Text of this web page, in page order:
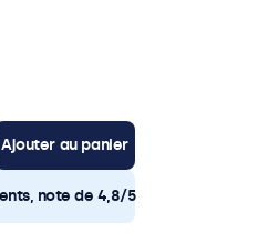
Ajouter au panier
note de 4,8/5